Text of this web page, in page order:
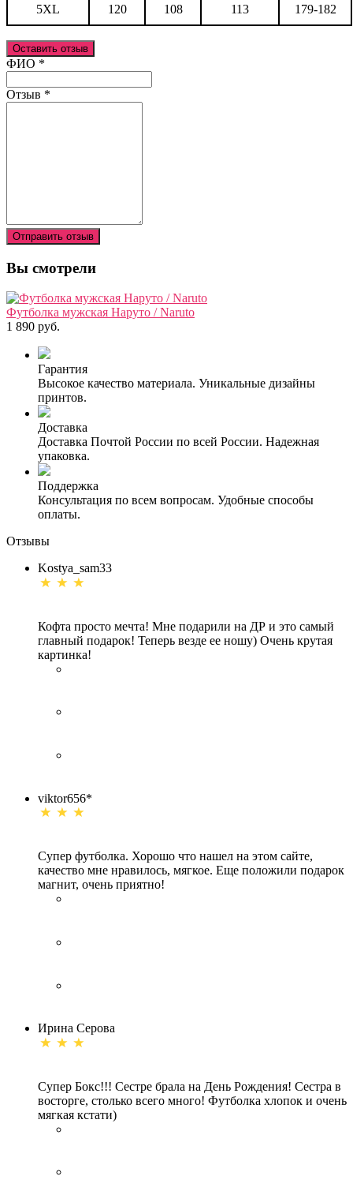
5XL 120 108 113 179-182
Оставить отзыв
Ваш отзыв был отправлен!
ФИО *
Отзыв *
Отправить отзыв
Вы смотрели
Футболка мужская Наруто / Naruto
1 890 руб.
Гарантия
Высокое качество материала. Уникальные дизайны
принтов.
Доставка
Доставка Почтой России по всей России. Надежная
упаковка.
Поддержка
Консультация по всем вопросам. Удобные способы
оплаты.
Отзывы
Kostya_sam33
Кофта просто мечта! Мне подарили на ДР и это самый
главный подарок! Теперь везде ее ношу) Очень крутая
картинка!
viktor656*
Супер футболка. Хорошо что нашел на этом сайте,
качество мне нравилось, мягкое. Еще положили подарок
магнит, очень приятно!
Ирина Серова
Супер Бокс!!! Сестре брала на День Рождения! Сестра в
восторге, столько всего много! Футболка хлопок и очень
мягкая кстати)